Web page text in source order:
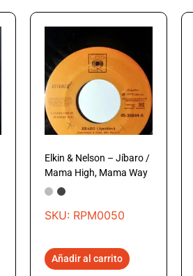
Elkin & Nelson – Jíbaro /
Mama High, Mama Way
SKU: RPM0050
Añadir al carrito